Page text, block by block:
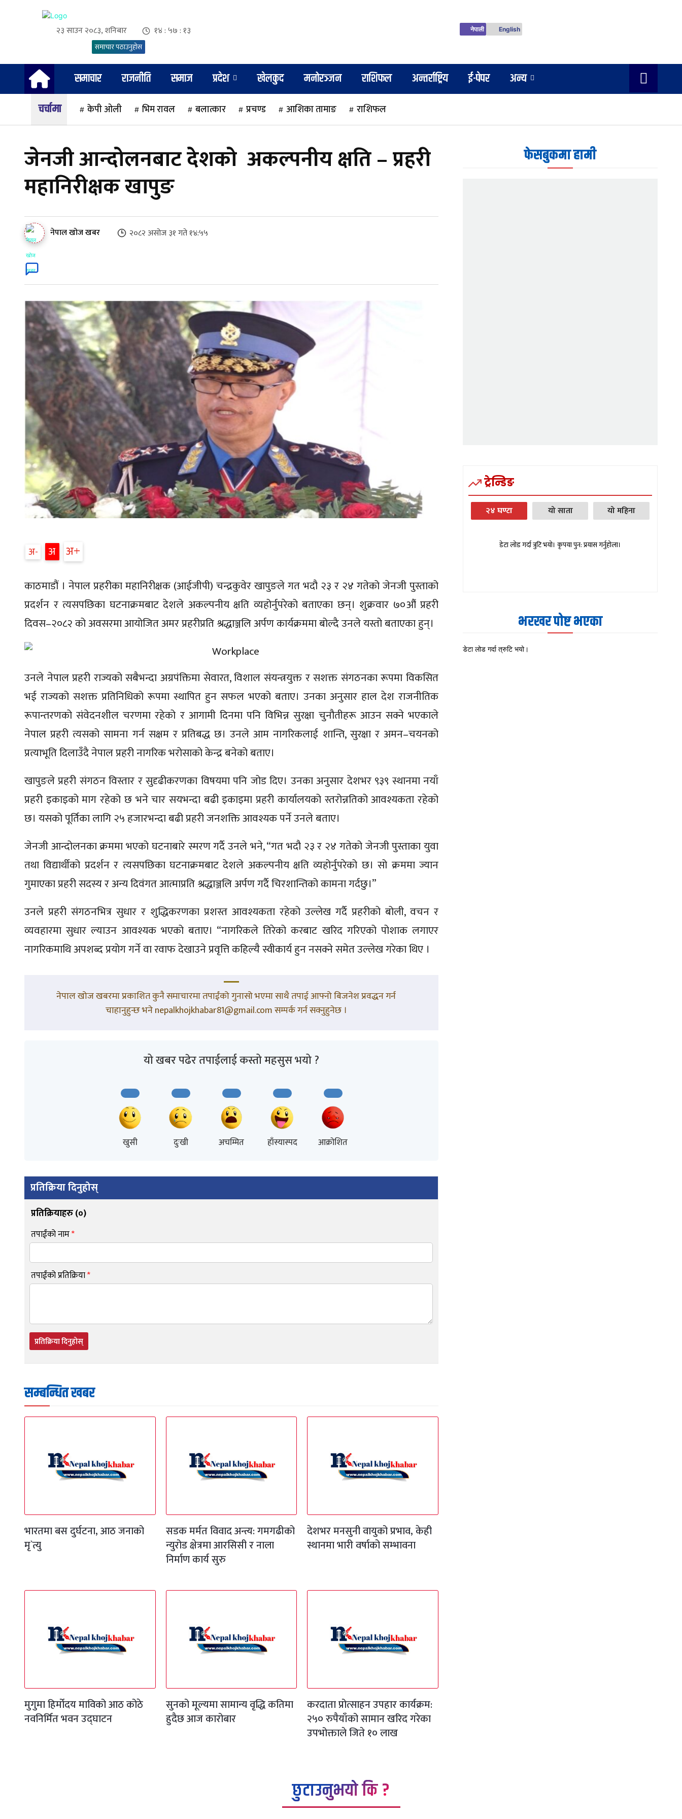
२३ साउन २०८३, शनिबार १४ : ५७ : १४
समाचार पठाउनुहोस
नेपाली English
समाचार राजनीति समाज प्रदेश खेलकुद मनोरञ्जन राशिफल अन्तर्राष्ट्रिय ई-पेपर
अन्य
चर्चामा
केपी ओली भिम रावल बलात्कार प्रचण्ड आशिका तामाङ राशिफल
जेनजी आन्दोलनबाट देशको अकल्पनीय क्षति – प्रहरी
महानिरीक्षक खापुङ
नेपाल खोज खबर २०८२ असोज ३१ गते १४:५५
अ अ अ
काठमाडौं । नेपाल प्रहरीका महानिरीक्षक (आईजीपी) चन्द्रकुवेर खापुङले गत भदौ २३ र २४ गतेको जेनजी पुस्ताको
प्रदर्शन र त्यसपछिका घटनाक्रमबाट देशले अकल्पनीय क्षति व्यहोर्नुपरेको बताएका छन्। शुक्रवार ७०औं प्रहरी
दिवस–२०८२ को अवसरमा आयोजित अमर प्रहरीप्रति श्रद्धाञ्जलि अर्पण कार्यक्रममा बोल्दै उनले यस्तो बताएका हुन्।
उनले नेपाल प्रहरी राज्यको सबैभन्दा अग्रपंक्तिमा सेवारत, विशाल संयन्त्रयुक्त र सशक्त संगठनका रूपमा विकसित
भई राज्यको सशक्त प्रतिनिधिको रूपमा स्थापित हुन सफल भएको बताए। उनका अनुसार हाल देश राजनीतिक
रूपान्तरणको संवेदनशील चरणमा रहेको र आगामी दिनमा पनि विभिन्न सुरक्षा चुनौतीहरू आउन सक्ने भएकाले
नेपाल प्रहरी त्यसको सामना गर्न सक्षम र प्रतिबद्ध छ। उनले आम नागरिकलाई शान्ति, सुरक्षा र अमन–चयनको
प्रत्याभूति दिलाउँदै नेपाल प्रहरी नागरिक भरोसाको केन्द्र बनेको बताए।
खापुङले प्रहरी संगठन विस्तार र सुदृढीकरणका विषयमा पनि जोड दिए। उनका अनुसार देशभर ९३९ स्थानमा नयाँ
प्रहरी इकाइको माग रहेको छ भने चार सयभन्दा बढी इकाइमा प्रहरी कार्यालयको स्तरोन्नतिको आवश्यकता रहेको
छ। यसको पूर्तिका लागि २५ हजारभन्दा बढी प्रहरी जनशक्ति आवश्यक पर्ने उनले बताए।
जेनजी आन्दोलनका क्रममा भएको घटनाबारे स्मरण गर्दै उनले भने, “गत भदौ २३ र २४ गतेको जेनजी पुस्ताका युवा
तथा विद्यार्थीको प्रदर्शन र त्यसपछिका घटनाक्रमबाट देशले अकल्पनीय क्षति व्यहोर्नुपरेको छ। सो क्रममा ज्यान
गुमाएका प्रहरी सदस्य र अन्य दिवंगत आत्माप्रति श्रद्धाञ्जलि अर्पण गर्दै चिरशान्तिको कामना गर्दछु।”
उनले प्रहरी संगठनभित्र सुधार र शुद्धिकरणका प्रशस्त आवश्यकता रहेको उल्लेख गर्दै प्रहरीको बोली, वचन र
व्यवहारमा सुधार ल्याउन आवश्यक भएको बताए। “नागरिकले तिरेको करबाट खरिद गरिएको पोशाक लगाएर
नागरिकमाथि अपशब्द प्रयोग गर्ने वा रवाफ देखाउने प्रवृत्ति कहिल्यै स्वीकार्य हुन नसक्ने समेत उल्लेख गरेका थिए ।
नेपाल खोज खबरमा प्रकाशित कुनै समाचारमा तपाईंको गुनासो भएमा साथै तपाई आफ्नो बिजनेश प्रवद्धन गर्न
चाहानुहुन्छ भने nepalkhojkhabar81@gmail.com सम्पर्क गर्न सक्नुहुनेछ ।
यो खबर पढेर तपाईलाई कस्तो महसुस भयो ?
खुसी दुःखी अचम्मित हाँस्यास्पद आक्रोशित
प्रतिक्रिया दिनुहोस्
प्रतिक्रियाहरु (०)
तपाईंको नाम*
तपाईंको प्रतिक्रिया*
प्रतिक्रिया दिनुहोस्
सम्बन्धित खबर
भारतमा बस दुर्घटना, आठ जनाको
मृ`त्यु
सडक मर्मत विवाद अन्त्य: गमगढीको
न्युरोड क्षेत्रमा आरसिसी र नाला
निर्माण कार्य सुरु
देशभर मनसुनी वायुको प्रभाव, केही
स्थानमा भारी वर्षाको सम्भावना
मुगुमा हिर्मोदय माविको आठ कोठे
नवनिर्मित भवन उद्घाटन
सुनको मूल्यमा सामान्य वृद्धि कतिमा
हुदैछ आज कारोबार
करदाता प्रोत्साहन उपहार कार्यक्रम:
२५० रुपैयाँको सामान खरिद गरेका
उपभोक्ताले जिते १० लाख
फेसबुकमा हामी
ट्रेन्डिङ
२४ घण्टा यो साता यो महिना
डेटा लोड गर्दा त्रुटि भयो। कृपया पुन: प्रयास गर्नुहोला।
भरखर पोष्ट भएका
डेटा लोड गर्दा त्रुटि भयो।
छुटाउनुभयो कि ?